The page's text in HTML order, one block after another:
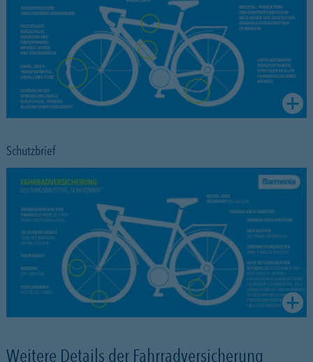
Schutzbrief
Weitere Details der Fahrradversicherung